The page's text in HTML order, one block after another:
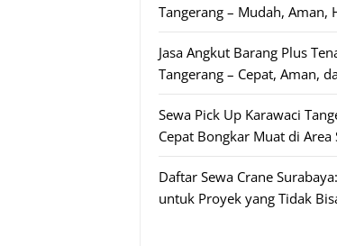
Tangerang – Mudah, Aman,
Jasa Angkut Barang Plus
Tangerang – Cepat, Aman,
Sewa Pick Up Karawaci
Cepat Bongkar Muat di Area
Daftar Sewa Crane
untuk Proyek yang Tidak